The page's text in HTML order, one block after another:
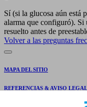
Sí (si la glucosa aún está
alarma que configuró). Si
resuelto antes de
Volver a las preguntas
MAPA DEL SITIO
REFERENCIAS & AVISO LEGAL